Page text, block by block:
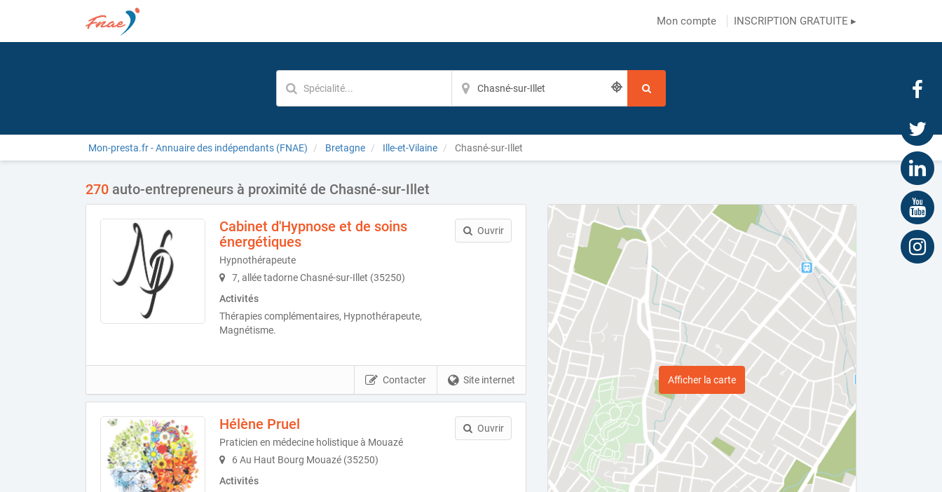
Mon compte INSCRIPTION GRATUITE ▸
Mon-presta.fr - Annuaire des indépendants (FNAE) Bretagne Ille-et-Vilaine Chasné-sur-Illet
270 auto-entrepreneurs à proximité de Chasné-sur-Illet
Cabinet d'Hypnose et de soins
énergétiques
Hypnothérapeute
7, allée tadorne Chasné-sur-Illet (35250)
Activités
Thérapies complémentaires, Hypnothérapeute,
Magnétisme.
Ouvrir
Site internet
Contacter
Hélène Pruel
Praticien en médecine holistique à Mouazé
6 Au Haut Bourg Mouazé (35250)
Activités
Ouvrir
Afficher la carte